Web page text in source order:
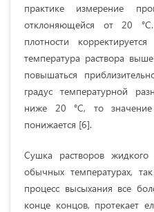
практике измерение
отклоняющейся от 20
плотности
температура раствора
повышаться
градус температурной
ниже 20 °C, то значение
понижается [6].
Сушка растворов жидкого
обычных температурах,
процесс высыхания все
конце концов, протекает